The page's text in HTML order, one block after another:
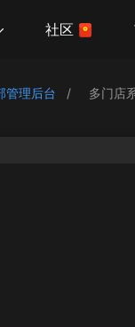
社区
管理后台 /
多门店